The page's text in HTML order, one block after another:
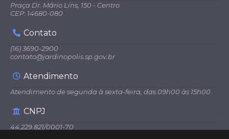
Praça Dr. Mário Lins, 150 - Centro
CEP: 14680-080
Contato
(16) 3690-2900
contato@jardinopolis.sp.gov.br
Atendimento
Atendimento de segunda à sexta-feira, das 09h00 às 15h00
CNPJ
44.229.821/0001-70